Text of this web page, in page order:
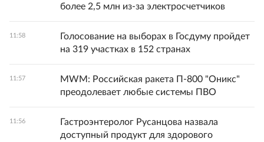
более 2,5 млн из-за электросчетчиков
11:58
Голосование на выборах в Госдуму пройдет
на 319 участках в 152 странах
11:57
MWM: Российская ракета П-800 "Оникс"
преодолевает любые системы ПВО
11:56
Гастроэнтеролог Русанцова назвала
доступный продукт для здорового